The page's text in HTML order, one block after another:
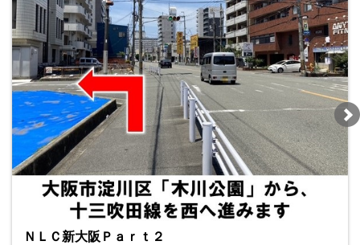
ＮＬＣ新大阪Ｐａｒｔ２